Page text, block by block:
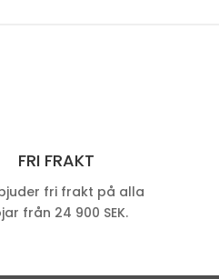
FRI FRAKT
fri frakt på alla
från 24 900 SEK.